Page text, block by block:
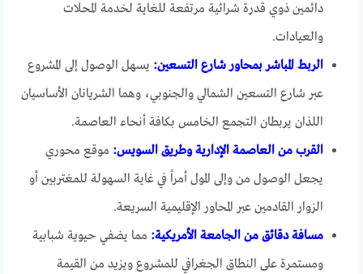
دائمين ذوي قدرة شرائية مرتفعة للغاية لخدمة المحلات
والعيادات.
الربط المباشر بمحاور شارع التسعين: يسهل الوصول إلى المشروع
عبر شارع التسعين الشمالي والجنوبي، وهما الشريانان الأساسيان
اللذان يربطان التجمع الخامس بكافة أنحاء العاصمة.
القرب من العاصمة الإدارية وطريق السويس: موقع محوري
يجعل الوصول من وإلى المول أمراً في غاية السهولة للمغتربين أو
الزوار القادمين عبر المحاور الإقليمية السريعة.
مسافة دقائق من الجامعة الأمريكية: مما يضفي حيوية شبابية
ومستمرة على النطاق الجغرافي للمشروع ويزيد من القيمة